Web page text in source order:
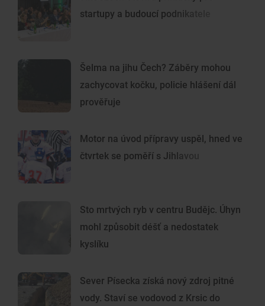
startupy a budoucí podnikatele
Šelma na jihu Čech? Záběry mohou
zachycovat kočku, policie hlášení dál
prověřuje
Motor na úvod přípravy uspěl, hned ve
čtvrtek se poměří s Jihlavou
Sto mrtvých ryb v centru Budějc. Úhyn
mohl způsobit déšť a nedostatek
kyslíku
Sever Písecka získá nový zdroj pitné
vody. Staví se vodovod z Krsic do